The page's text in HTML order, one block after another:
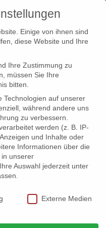
Einige von ihnen sind
diese Website und Ihre
Ihre Zustimmung zu
müssen Sie Ihre
bitten.
Technologien auf unserer
während andere uns
zu verbessern.
werden (z. B. IP-
und Inhalte oder
Informationen über die
unserer
Auswahl jederzeit unter
Externe Medien